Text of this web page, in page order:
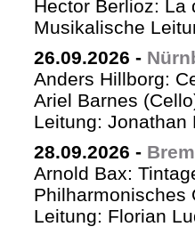
Hector Berlioz: La
Musikalische
26.09.2026 -
Anders Hillborg:
Ariel Barnes
Leitung: Jonathan
28.09.2026 -
Arnold Bax:
Philharmonisches
Leitung: Florian